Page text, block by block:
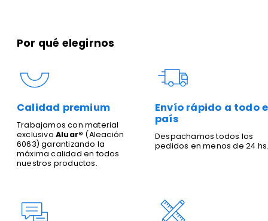
Por qué elegirnos
Calidad premium
Trabajamos con material
exclusivo Aluar® (Aleación
6063) garantizando la
máxima calidad en todos
nuestros productos.
Envío rápido a todo
país
Despachamos todos los
pedidos en menos de 24